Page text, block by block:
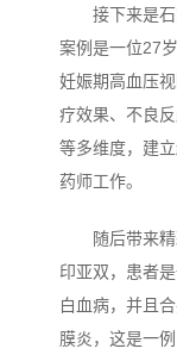
接下来是
案例是一位27
妊娠期高血压
疗效果、不良
等多维度，建
药师工作。
随后带来
印亚双，患者
白血病，并且
膜炎，这是一